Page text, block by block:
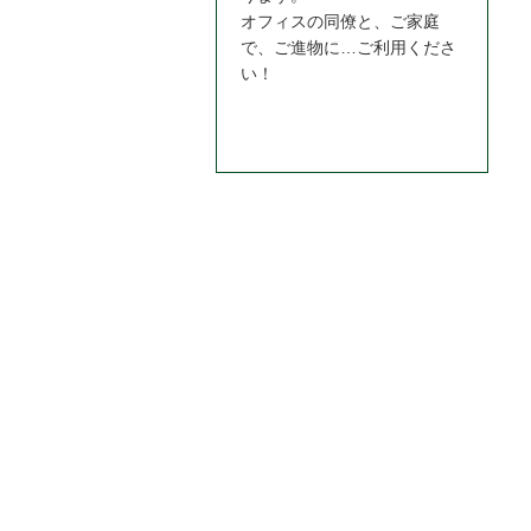
オフィスの同僚と、ご家庭
で、ご進物に…ご利用くださ
い！